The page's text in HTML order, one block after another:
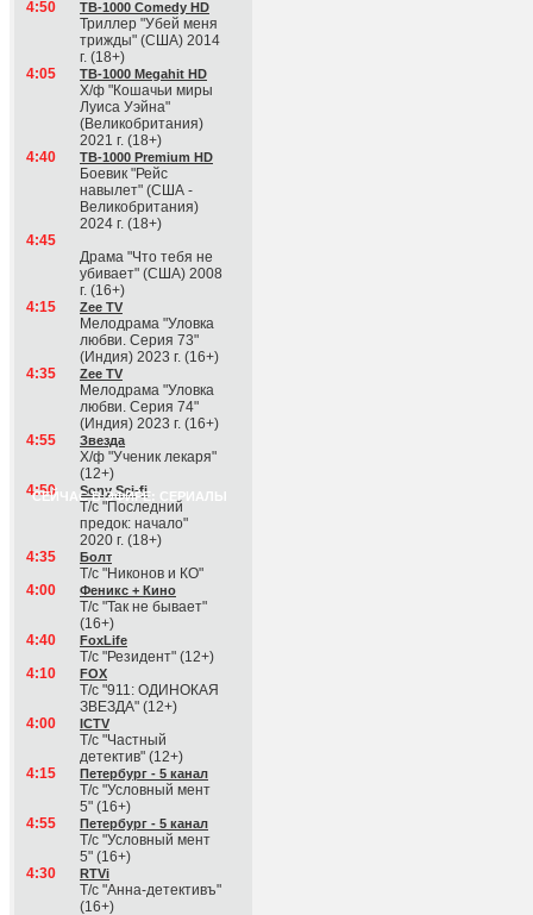
4:50
ТВ-1000 Comedy HD
Триллер "Убей меня
трижды" (США) 2014
г. (18+)
4:05
ТВ-1000 Megahit HD
Х/ф "Кошачьи миры
Луиса Уэйна"
(Великобритания)
2021 г. (18+)
4:40
ТВ-1000 Premium HD
Боевик "Рейс
навылет" (США -
Великобритания)
2024 г. (18+)
4:45
Драма "Что тебя не
убивает" (США) 2008
г. (16+)
4:15
Zee TV
Мелодрама "Уловка
любви. Серия 73"
(Индия) 2023 г. (16+)
4:35
Zee TV
Мелодрама "Уловка
любви. Серия 74"
(Индия) 2023 г. (16+)
4:55
Звезда
Х/ф "Ученик лекаря"
(12+)
СЕЙЧАС В ЭФИРЕ: СЕРИАЛЫ
4:50 Sony Sci-fi
Т/с "Последний
предок: начало"
2020 г. (18+)
4:35
Болт
Т/с "Никонов и КО"
4:00
Феникс + Кино
Т/с "Так не бывает"
(16+)
4:40
FoxLife
Т/с "Резидент" (12+)
4:10
FOX
Т/с "911: ОДИНОКАЯ
ЗВЕЗДА" (12+)
4:00
ICTV
Т/с "Частный
детектив" (12+)
4:15
Петербург - 5 канал
Т/с "Условный мент
5" (16+)
4:55
Петербург - 5 канал
Т/с "Условный мент
5" (16+)
4:30
RTVi
Т/с "Анна-детективъ"
(16+)